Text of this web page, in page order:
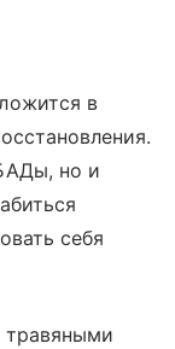
в
но и
себя
травяными